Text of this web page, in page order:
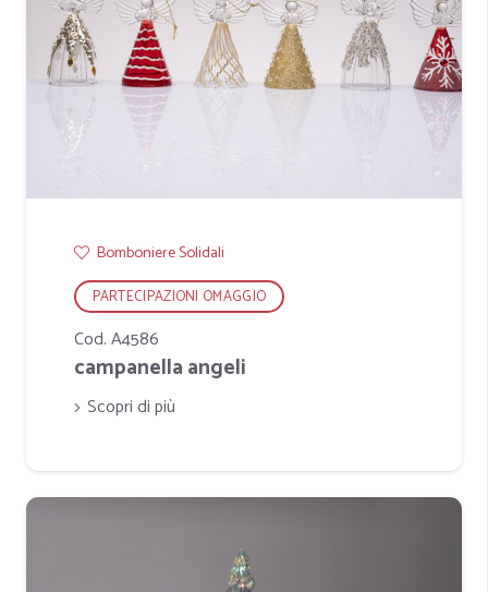
Bomboniere Solidali
PARTECIPAZIONI OMAGGIO
Cod. A4586
campanella angeli
Scopri di più